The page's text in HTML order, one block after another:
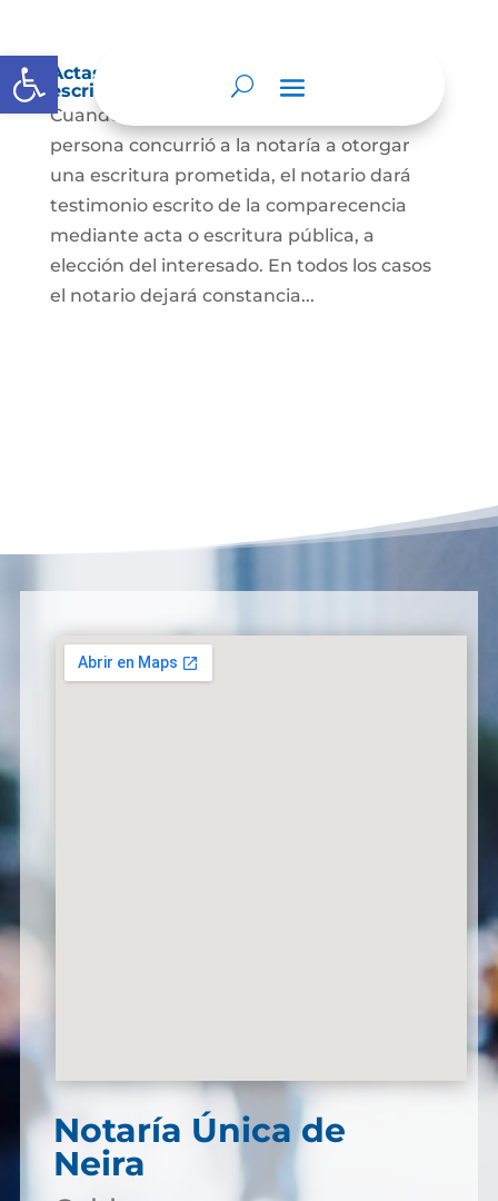
Abrir barra de herramientas
Actas de comparecencia para otorgar
escritura pública
Cuando se trate de comprobar que una
persona concurrió a la notaría a otorgar
una escritura prometida, el notario dará
testimonio escrito de la comparecencia
mediante acta o escritura pública, a
elección del interesado. En todos los casos
el notario dejará constancia...
Notaría Única de
Neira